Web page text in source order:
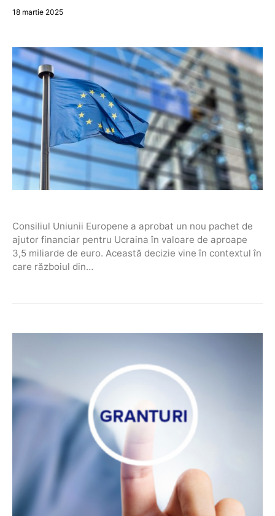
18 martie 2025
Consiliul Uniunii Europene a aprobat un nou pachet de
ajutor financiar pentru Ucraina în valoare de aproape
3,5 miliarde de euro. Această decizie vine în contextul în
care războiul din…